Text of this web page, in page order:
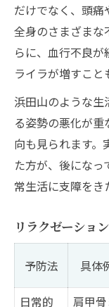
だけでなく、頭痛
全身のさまざまな
らに、血行不良
ライラが増すこと
浜田山のような
る姿勢の悪化が
向も見られます。
た方が、後にな
常生活に支障をき
リラクゼーショ
予防法 具体
日常的
肩甲骨